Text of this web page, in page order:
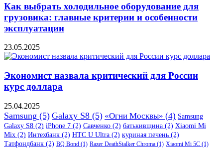
Как выбрать холодильное оборудование для
грузовика: главные критерии и особенности
эксплуатации
23.05.2025
Экономист назвала критический для России
курс доллара
25.04.2025
Samsung (5) Galaxy S8 (5) «Огни Москвы» (4) Samsung
Galaxy S8 (2) iPhone 7 (2) Савченко (2) батькивщина (2) Xiaomi Mi
Mix (2) Интехбанк (2) HTC U Ultra (2) куриная печень (2)
Татфондбанк (2) BQ Bond (1) Razer DeathStalker Chroma (1) Xiaomi Mi 5C (1)